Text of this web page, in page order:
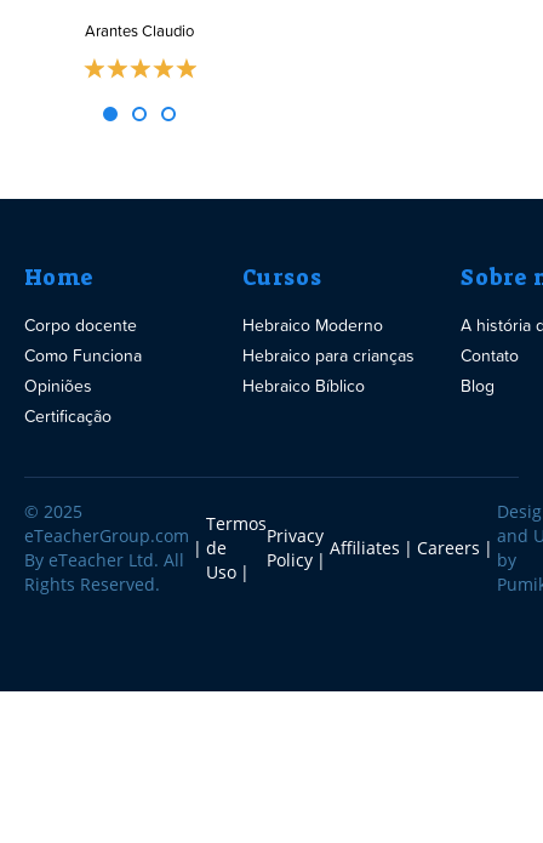
Arantes Claudio
Home
Corpo docente
Como Funciona
Opiniões
Certificação
Cursos
Hebraico Moderno
Hebraico para crianças
Hebraico Bíblico
Sobre
A história
Contato
Blog
© 2025
eTeacherGroup.com
By eTeacher Ltd. All
Rights Reserved.
Termos
de
Uso
Privacy
Policy
Affiliates Careers
and
by